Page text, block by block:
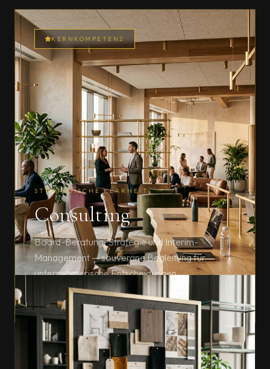
KERNKOMPETENZ
STRATEGISCHE KLARHEIT
Consulting
Board-Beratung, Strategie und Interim-
Management — souveräne Begleitung für
unternehmerische Entscheidungen.
ENTDECKEN